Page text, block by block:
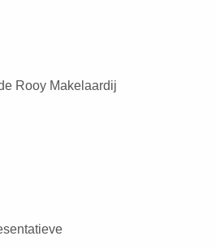
Rooy Makelaardij